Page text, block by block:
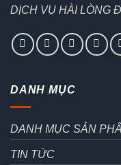
DỊCH VỤ HÀI LÒNG
DANH MỤC
DANH MỤC SẢN
TIN TỨC